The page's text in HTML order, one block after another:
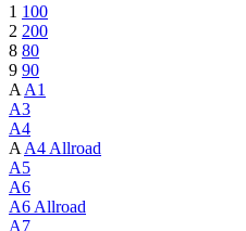
1 100
2 200
8 80
9 90
A A1
A3
A4
A A4 Allroad
A5
A6
A6 Allroad
A7